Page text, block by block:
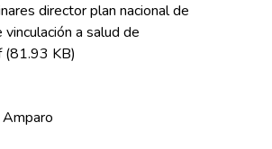
director plan nacional de
a salud de
(81.93 KB)
Amparo